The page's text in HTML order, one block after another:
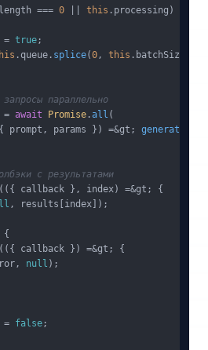
length === 0 this . processing )
= true ;
.queue . splice(0 , this . batchSize
параллельно
= await Promise .all (
prompt, params }) =&gt;
с результатами
(({ callback }, index) =&gt; {
, results[index]);
{
(({ callback }) =&gt; {
null );
= false ;